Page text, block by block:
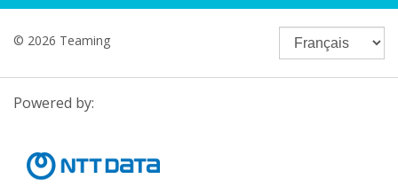
© 2026 Teaming
Powered by: